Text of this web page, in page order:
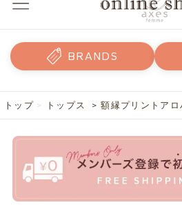
BRANDS
トップ > トップス > 額縁プリントアロ